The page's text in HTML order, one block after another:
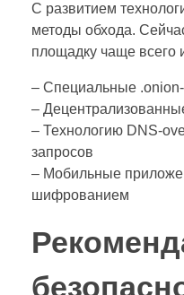
С развитием
методы обхода.
площадку чаще всего
– Специальные .onion-
–
– Технологию DNS-
запросов
– Мобильные
шифрованием